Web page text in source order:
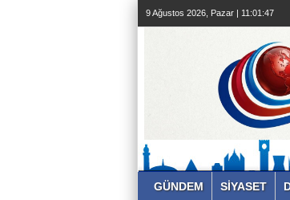
9 Ağustos 2026, Pazar | 11:01:47
GÜNDEM SİYASET